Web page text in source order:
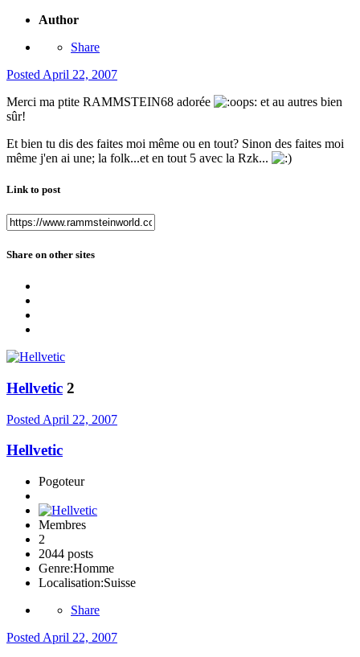
Author
Share
Posted April 22, 2007
Merci ma ptite RAMMSTEIN68 adorée
et au autres bien
sûr!
Et bien tu dis des faites moi même ou en tout? Sinon des faites moi
même j'en ai une; la folk...et en tout 5 avec la Rzk...
Link to post
Share on other sites
Hellvetic 2
Posted April 22, 2007
Hellvetic
Pogoteur
Membres
2
2044 posts
Genre:Homme
Localisation:Suisse
Share
Posted April 22, 2007